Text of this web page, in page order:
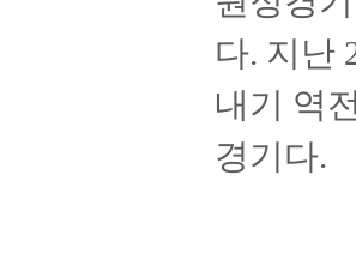
다. 지난
내기 역
경기다.